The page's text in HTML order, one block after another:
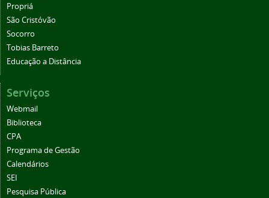
Propriá
São Cristóvão
Socorro
Tobias Barreto
Educação a Distância
Serviços
Webmail
Biblioteca
CPA
Programa de Gestão
Calendários
SEI
Pesquisa Pública